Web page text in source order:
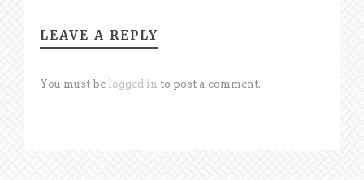
LEAVE A REPLY
You must be logged in to post a comment.